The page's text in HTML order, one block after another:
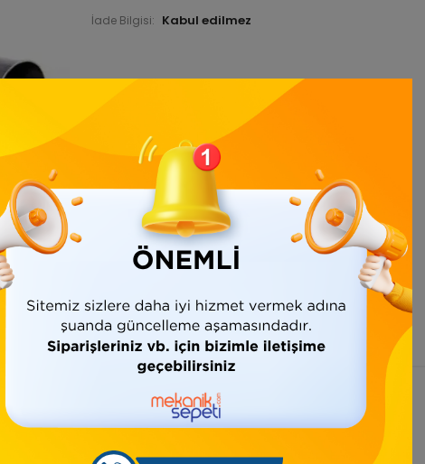
İade Bilgisi:
Ürün Bilgisi Yorumlar (0)